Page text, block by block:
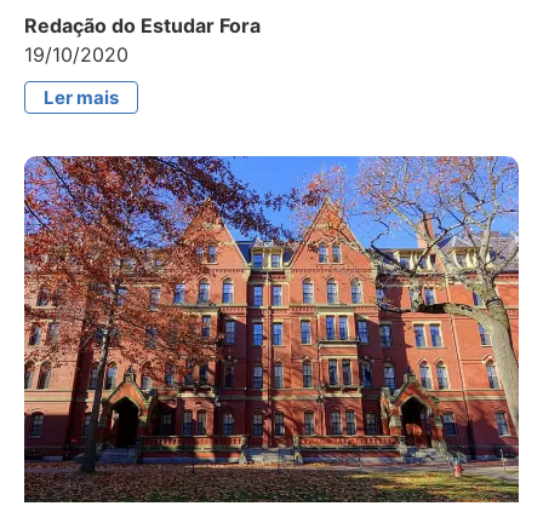
Redação do Estudar Fora
19/10/2020
Ler mais